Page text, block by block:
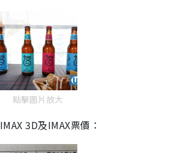
點擊圖片放大
IMAX 3D及IMAX票價：